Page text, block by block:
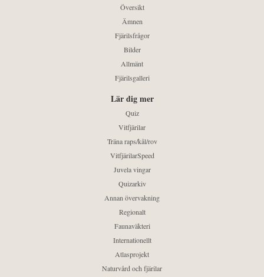
Översikt
Ämnen
Fjärilsfrågor
Bilder
Allmänt
Fjärilsgalleri
Lär dig mer
Quiz
Vitfjärilar
Träna raps/kål/rov
VitfjärilarSpeed
Juvela vingar
Quizarkiv
Annan övervakning
Regionalt
Faunaväkteri
Internationellt
Atlasprojekt
Naturvård och fjärilar